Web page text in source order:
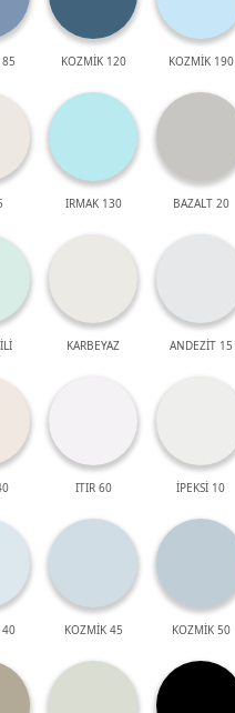
85 KOZMİK 120 KOZMİK 190
IRMAK 130 BAZALT 20
KARBEYAZ ANDEZİT 15
ITIR 60 İPEKSİ 10
40 KOZMİK 45 KOZMİK 50